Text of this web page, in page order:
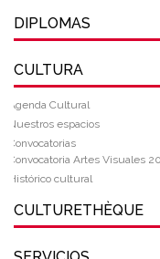
DIPLOMAS
CULTURA
Agenda Cultural
Nuestros espacios
Convocatorias
Convocatoria Artes Visuales
Histórico cultural
CULTURETHÈQUE